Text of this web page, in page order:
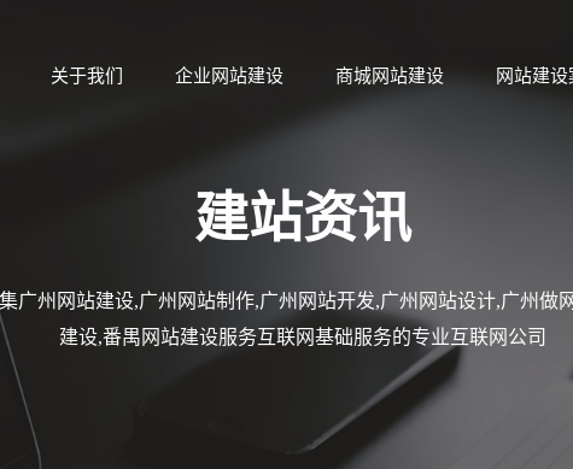
关于我们 企业网站建设 商城网站建设 网站建设
建站资讯
广州网站建设,广州网站制作,广州网站开发,广州网站设计,广州做
建设,番禺网站建设服务互联网基础服务的专业互联网公司